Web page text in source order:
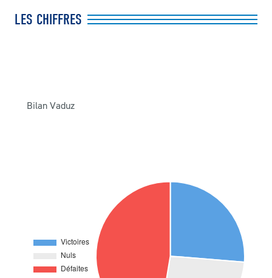
LES CHIFFRES
Bilan Vaduz